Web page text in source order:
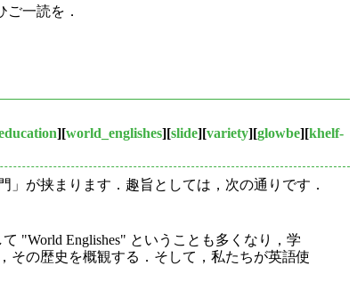
一読を．
][world_englishes][slide][variety][glowbe][khelf-
が挟まります．趣旨としては，次の通りです．
"World Englishes" ということも多くなり，学
その歴史を概観する．そして，私たちが英語使